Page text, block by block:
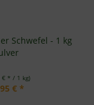
Schwefel - 1 kg
€ * / 1 kg)
€ *